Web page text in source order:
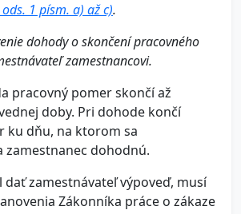
1 písm. a) až c).
dohody o skončení pracovného
zamestnancovi.
pracovný pomer skončí až
doby. Pri dohode končí
ku dňu, na ktorom sa
zamestnanec dohodnú.
dať zamestnávateľ výpoveď, musí
Zákonníka práce o zákaze